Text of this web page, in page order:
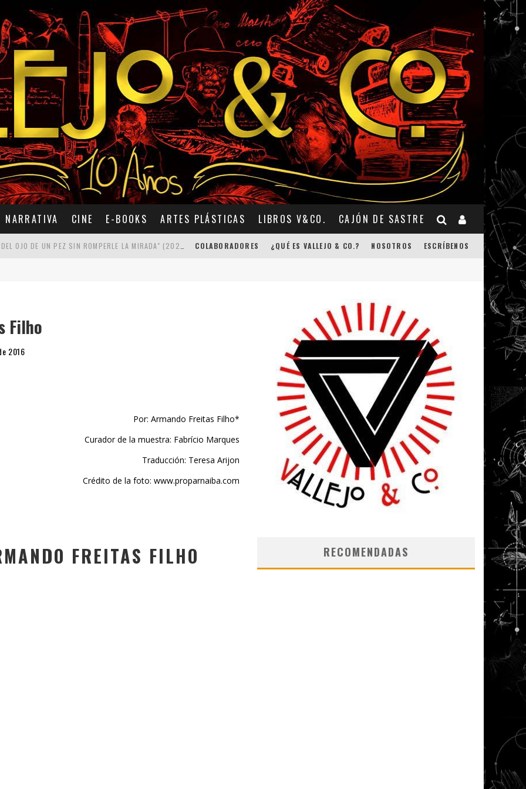
NARRATIVA CINE E-BOOKS ARTES PLÁSTICAS LIBROS V&CO. CAJÓN DE SASTRE
(2025), DE ROMINA SILMAN
COLABORADORES ¿QUÉ ES VALLEJO & CO.? NOSOTROS ESCRÍBENOS
Filho
2016
Por: Armando Freitas Filho*
Curador de la muestra: Fabrício Marques
Traducción: Teresa Arijon
Crédito de la foto: www.proparnaiba.com
FREITAS FILHO RECOMENDADAS